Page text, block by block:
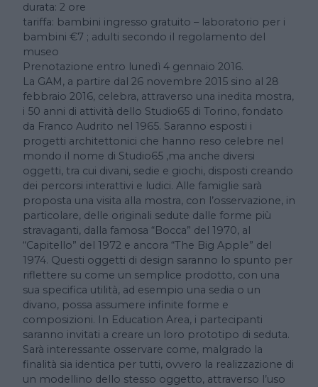
durata: 2 ore
tariffa: bambini ingresso gratuito – laboratorio per i
bambini €7 ; adulti secondo il regolamento del
museo
Prenotazione entro lunedì 4 gennaio 2016.
La GAM, a partire dal 26 novembre 2015 sino al 28
febbraio 2016, celebra, attraverso una inedita mostra,
i 50 anni di attività dello Studio65 di Torino, fondato
da Franco Audrito nel 1965. Saranno esposti i
progetti architettonici che hanno reso celebre nel
mondo il nome di Studio65 ,ma anche diversi
oggetti, tra cui divani, sedie e giochi, disposti creando
dei percorsi interattivi e ludici. Alle famiglie sarà
proposta una visita alla mostra, con l’osservazione, in
particolare, delle originali sedute dalle forme più
stravaganti, dalla famosa “Bocca” del 1970, al
“Capitello” del 1972 e ancora “The Big Apple” del
1974. Questi oggetti di design saranno lo spunto per
riflettere su come un semplice prodotto, con una
sua specifica utilità, ad esempio una sedia o un
divano, possa assumere infinite forme e
composizioni. In Education Area, i partecipanti
saranno invitati a creare un loro prototipo di seduta.
Sarà interessante osservare come, malgrado la
finalità sia identica per tutti, ovvero la realizzazione di
un modellino dello stesso oggetto, attraverso l’uso